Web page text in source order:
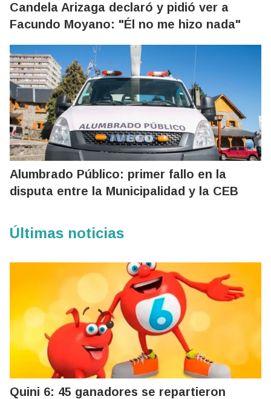
Candela Arizaga declaró y pidió ver a
Facundo Moyano: "Él no me hizo nada"
Alumbrado Público: primer fallo en la
disputa entre la Municipalidad y la CEB
Últimas noticias
Quini 6: 45 ganadores se repartieron